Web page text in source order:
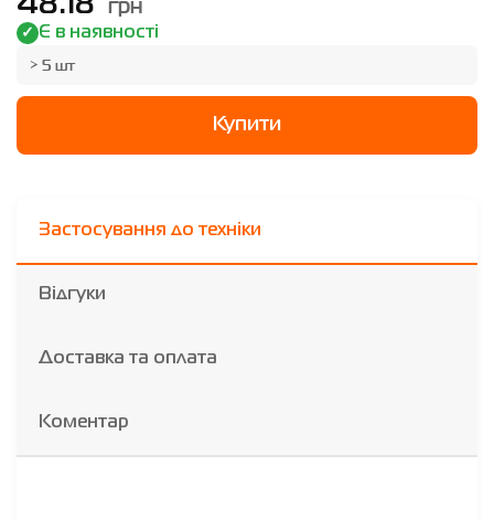
Є в наявності
> 5 шт
Купити
Застосування до техніки
Відгуки
Доставка та оплата
Коментар